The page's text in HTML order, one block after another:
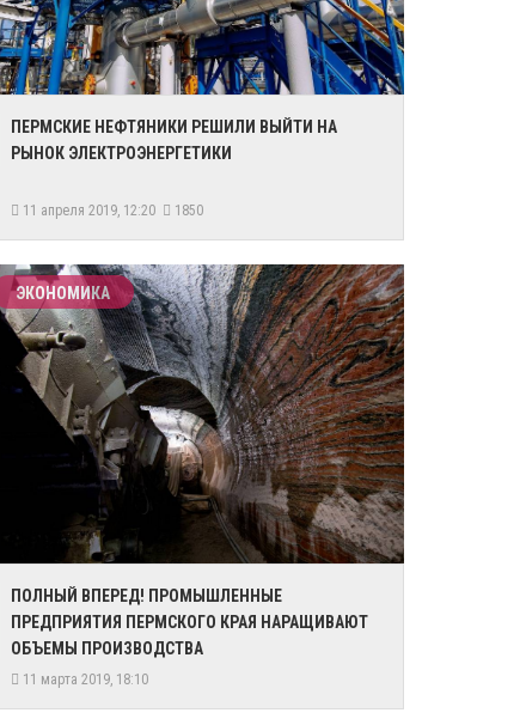
ПЕРМСКИЕ НЕФТЯНИКИ РЕШИЛИ ВЫЙТИ НА
РЫНОК ЭЛЕКТРОЭНЕРГЕТИКИ
11 апреля 2019, 12:20 1850
ЭКОНОМИКА
​ПОЛНЫЙ ВПЕРЕД! ПРОМЫШЛЕННЫЕ
ПРЕДПРИЯТИЯ ПЕРМСКОГО КРАЯ НАРАЩИВАЮТ
ОБЪЕМЫ ПРОИЗВОДСТВА
11 марта 2019, 18:10